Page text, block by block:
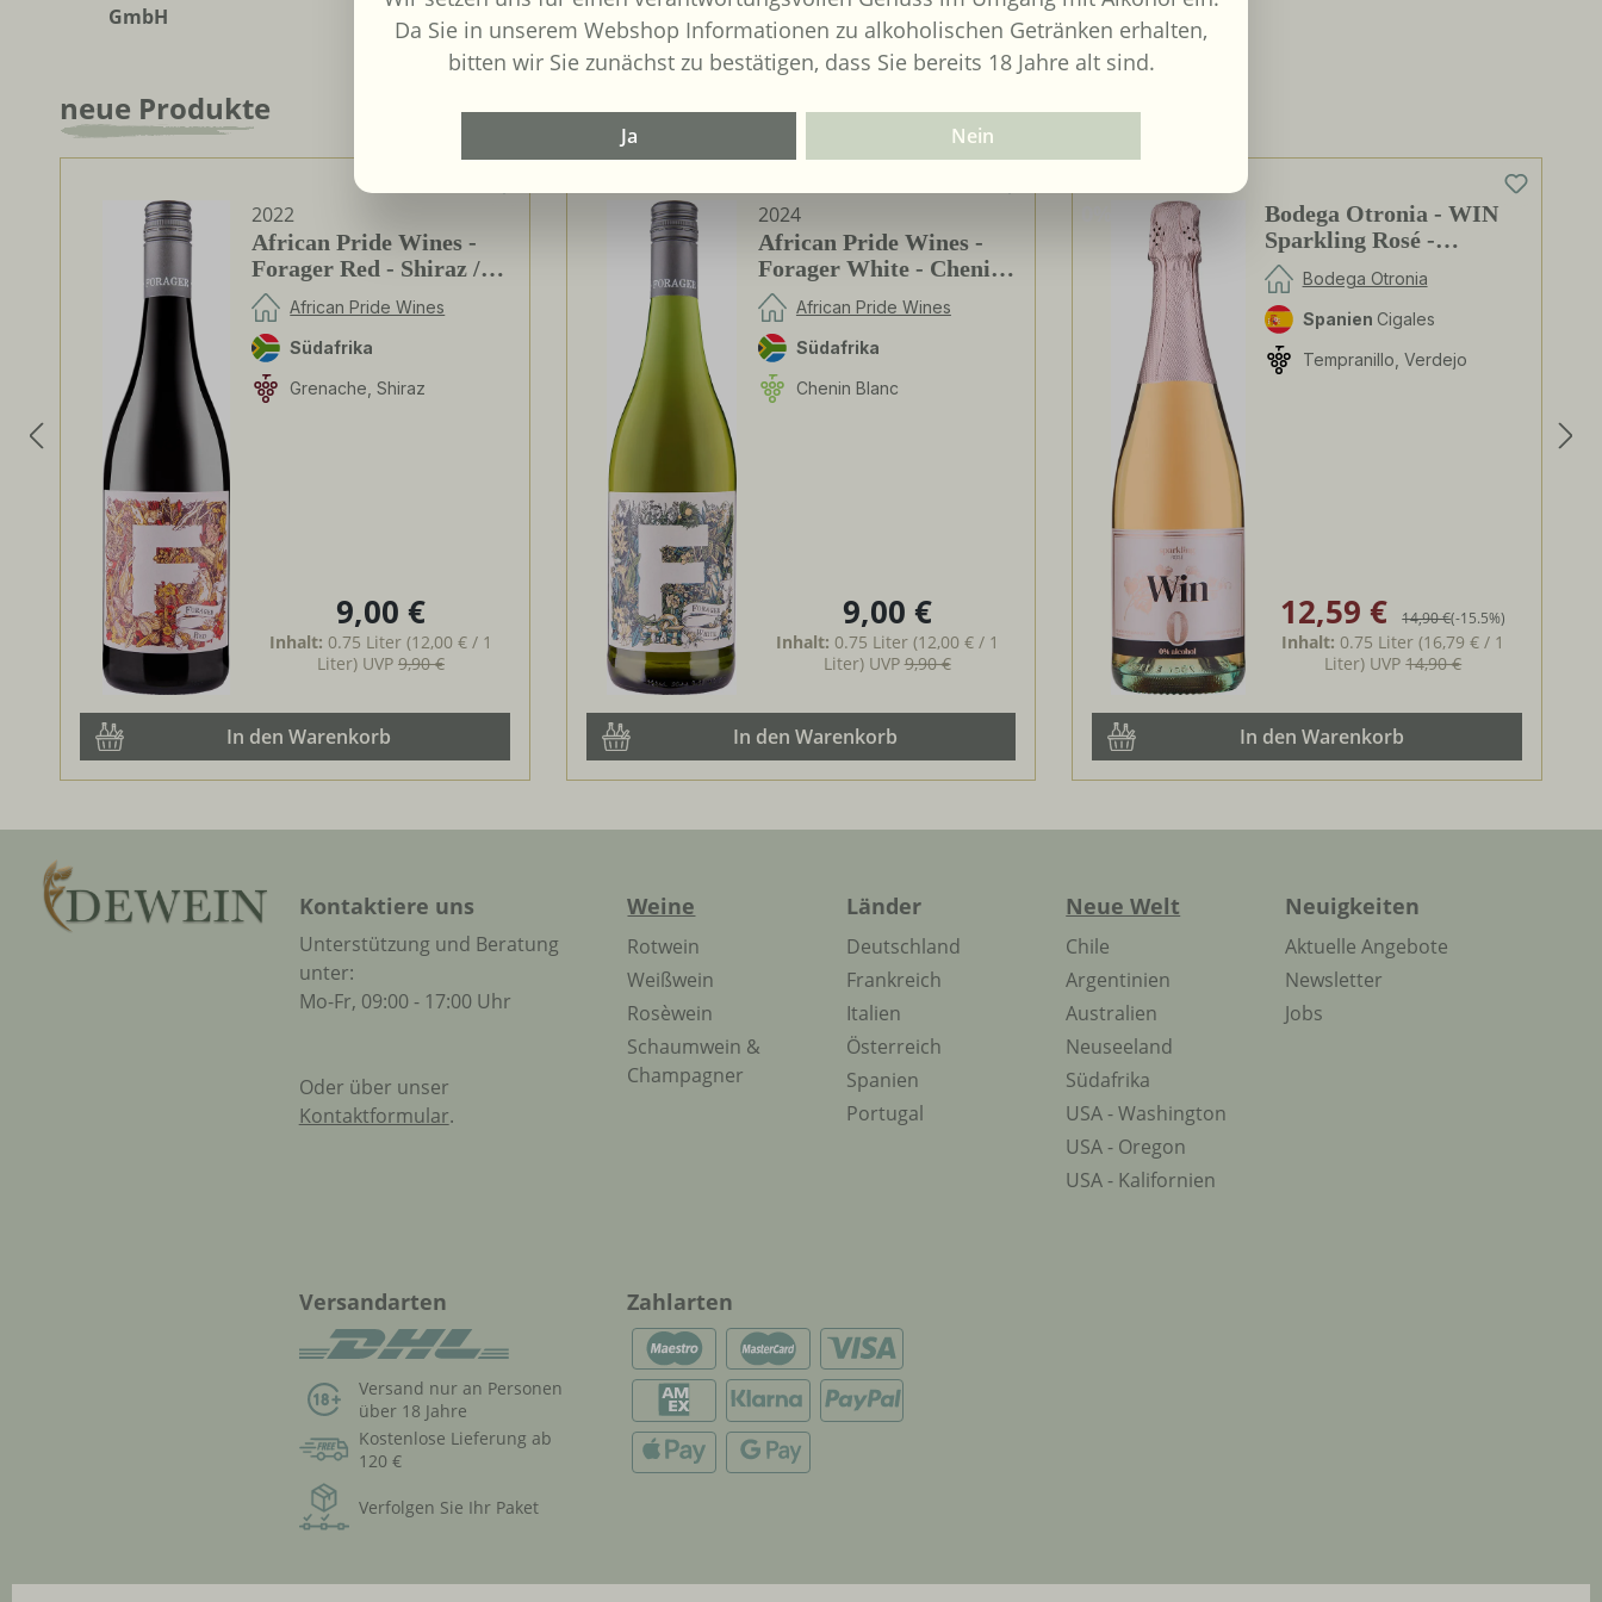
GmbH
Produktgalerie überspringen
neue Produkte
2022
African Pride Wines -
Forager Red - Shiraz /
Grenache
African Pride Wines
Südafrika
Grenache, Shiraz
Regulärer Preis:
9,00 €
Inhalt: 0.75 Liter (12,00 € / 1
Liter) UVP 9,90 €
In den Warenkorb
2024
African Pride Wines -
Forager White - Chenin
Blanc / Grenache Blanc
African Pride Wines
Südafrika
Chenin Blanc
Regulärer Preis:
9,00 €
Inhalt: 0.75 Liter (12,00 € / 1
Liter) UVP9,90 €
In den Warenkorb
Bodega Otronia - WIN
Sparkling Rosé -
alkoholfrei
Bodega Otronia
Spanien Cigales
Tempranillo, Verdejo
Verkaufspreis:
12,59 € Regulärer Preis:
14,90 €(-15.5%)
Inhalt: 0.75 Liter(16,79 € / 1
Liter) UVP14,90 €
In den Warenkorb
Kontaktiere uns
Unterstützung und Beratung
unter:
Mo-Fr, 09:00 - 17:00 Uhr
Oder über unser
Kontaktformular.
Weine
Rotwein
Weißwein
Rosèwein
Schaumwein &
Champagner
Länder
Deutschland
Frankreich
Italien
Österreich
Spanien
Portugal
Neue Welt
Chile
Argentinien
Australien
Neuseeland
Südafrika
USA - Washington
USA - Oregon
USA - Kalifornien
Neuigkeiten
Aktuelle Angebote
Newsletter
Jobs
Versandarten
Versand nur an Personen
über 18 Jahre
Kostenlose Lieferung ab
120 €
Verfolgen Sie Ihr Paket
Zahlarten
Da Sie in unserem Webshop Informationen zu alkoholischen Getränken erhalten,
bitten wir Sie zunächst zu bestätigen, dass Sie bereits 18 Jahre alt sind.
Ja Nein